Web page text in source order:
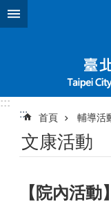
跳到主要內容區塊
:::
:::
首頁 輔導活
文康活動
【院內活